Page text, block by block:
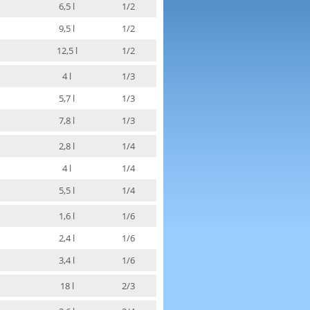
6,5 l
1/2
9,5 l
1/2
12,5 l
1/2
4 l
1/3
5,7 l
1/3
7,8 l
1/3
2,8 l
1/4
4 l
1/4
5,5 l
1/4
1,6 l
1/6
2,4 l
1/6
3,4 l
1/6
18 l 2/3